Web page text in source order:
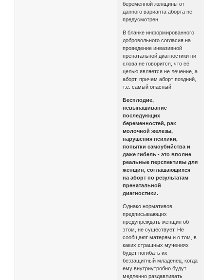
беременной женщины от
данного варианта аборта не
предусмотрен.
В бланке информированного
добровольного согласия на
проведение инвазивной
пренатальной диагностики ни
слова не говорится, что её
целью является не лечение, а
аборт, причем аборт поздний,
т.е. самый опасный.
Бесплодие,
невынашивание
последующих
беременностей, рак
молочной железы,
нарушения психики,
попытки самоубийства и
даже гибель - это вполне
реальные перспективы для
женщин, соглашающихся
на аборт по результатам
пренатальной
диагностики.
Однако нормативов,
предписывающих
предупреждать женщин об
этом, не существует. Не
сообщают матерям и о том, в
каких страшных мучениях
будет погибать их
беззащитный младенец, когда
ему внутриутробно будут
медленно раздавливать